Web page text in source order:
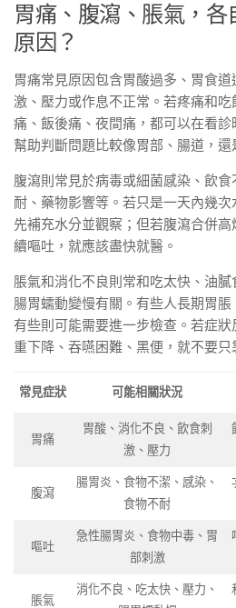
胃痛、腹瀉、脹氣，
原因？
胃痛常見原因包含胃酸過多、胃食
激、壓力或作息不正常。若疼痛和
痛、飯後痛、夜間痛，都可以在看
幫助判斷問題比較像胃部、腸道，還
腹瀉則常見於病毒或細菌感染、飲
耐、藥物影響等。若只是一天內幾
先補充水分並觀察；但若腹瀉合併
續嘔吐，就應該盡快就醫。
脹氣和消化不良則常和吃太快、油膩
腸胃蠕動變慢有關。有些人長期胃脹
有些則可能需要進一步檢查。若症
重下降、吞嚥困難、黑便，就不要只
常見症狀 可能相關狀況
胃痛
胃酸、消化不良、飲食刺
激、壓力
腹瀉
腸胃炎、食物不潔、感染、
食物不耐
嘔吐
急性腸胃炎、食物中毒、胃
部刺激
脹氣
消化不良、吃太快、壓力、